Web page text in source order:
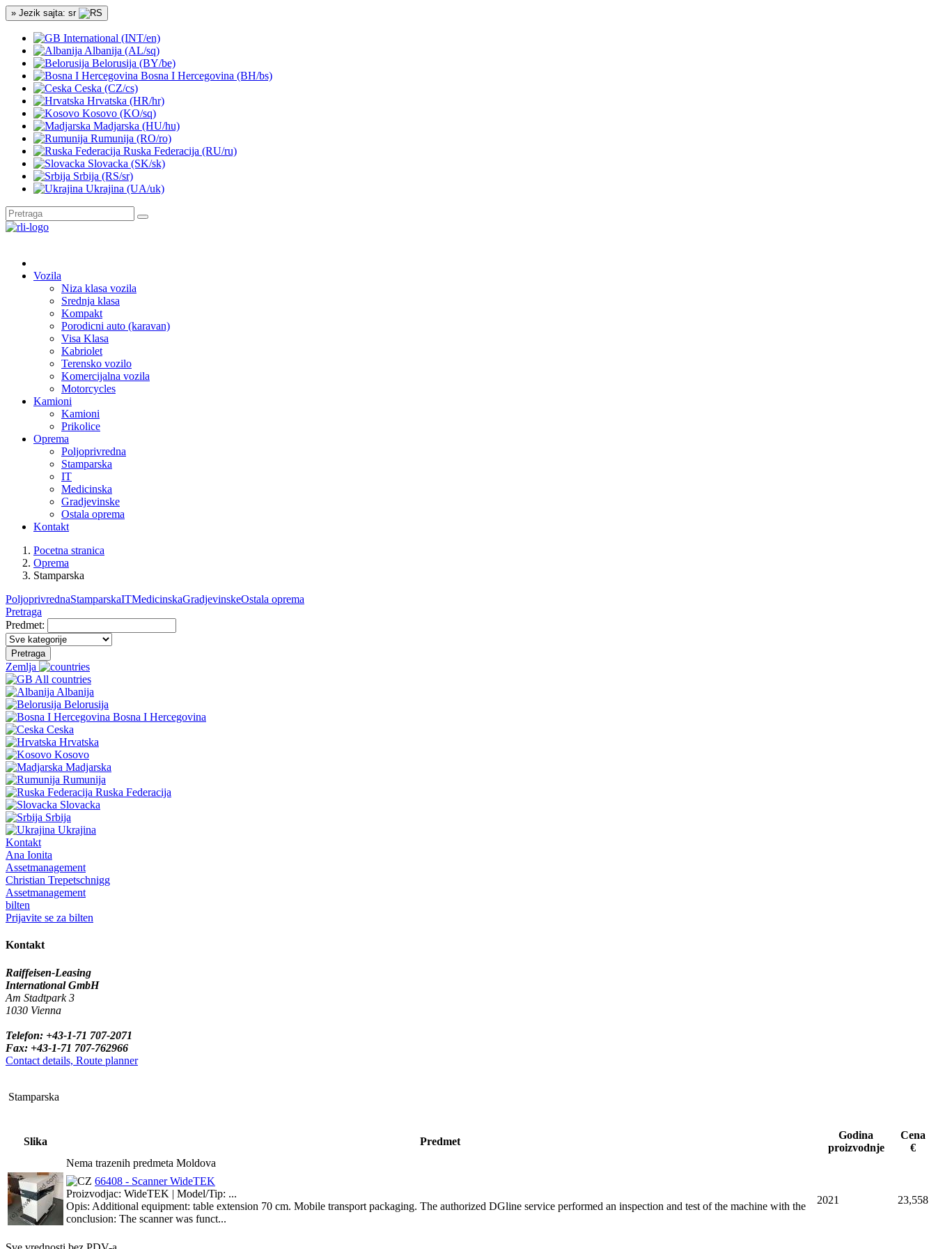
» Jezik sajta: sr
International (INT/en)
Albanija (AL/sq)
Belorusija (BY/be)
Bosna I Hercegovina (BH/bs)
Ceska (CZ/cs)
Hrvatska (HR/hr)
Kosovo (KO/sq)
Madjarska (HU/hu)
Rumunija (RO/ro)
Ruska Federacija (RU/ru)
Slovacka (SK/sk)
Srbija (RS/sr)
Ukrajina (UA/uk)
Vozila
Niza klasa vozila
Srednja klasa
Kompakt
Porodicni auto (karavan)
Visa Klasa
Kabriolet
Terensko vozilo
Komercijalna vozila
Motorcycles
Kamioni
Kamioni
Prikolice
Oprema
Poljoprivredna
Stamparska
IT
Medicinska
Gradjevinske
Ostala oprema
Kontakt
Pocetna stranica
Oprema
Stamparska
PoljoprivrednaStamparskaITMedicinskaGradjevinskeOstala oprema
Pretraga
Predmet:
Pretraga
Zemlja
All countries
Albanija
Belorusija
Bosna I Hercegovina
Ceska
Hrvatska
Kosovo
Madjarska
Rumunija
Ruska Federacija
Slovacka
Srbija
Ukrajina
Kontakt
Ana Ionita
Assetmanagement
Christian Trepetschnigg
Assetmanagement
bilten
Prijavite se za bilten
Kontakt
Raiffeisen-Leasing
International GmbH
Am Stadtpark 3
1030 Vienna
Telefon: +43-1-71 707-2071
Fax: +43-1-71 707-762966
Contact details, Route planner
Stamparska
Slika Predmet
Godina
proizvodnje
Cena
€
Nema trazenih predmeta Moldova
66408 - Scanner WideTEK
Proizvodjac: WideTEK | Model/Tip: ...
Opis: Additional equipment: table extension 70 cm. Mobile transport packaging. The authorized DGline service performed an inspection and test of the machine with the
conclusion: The scanner was funct...
2021 23,558